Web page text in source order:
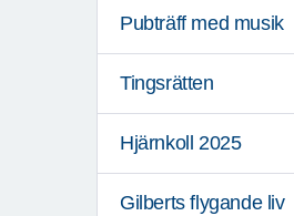
Pubträff med musik
Tingsrätten
Hjärnkoll 2025
Gilberts flygande liv